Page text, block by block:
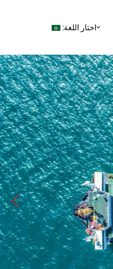
اختار اللغة: